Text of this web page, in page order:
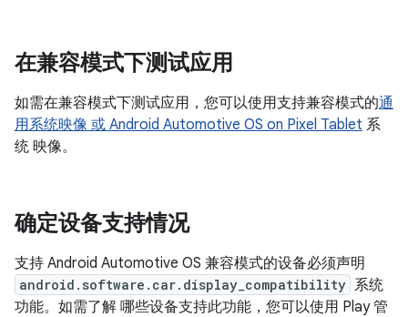
在兼容模式下测试应用
如需在兼容模式下测试应用，您可以使用支持兼容模式的通
用系统映像 或 Android Automotive OS on Pixel Tablet 系
统 映像。
确定设备支持情况
支持 Android Automotive OS 兼容模式的设备必须声明
android.software.car.display_compatibility 系统
功能。如需了解 哪些设备支持此功能，您可以使用 Play 管